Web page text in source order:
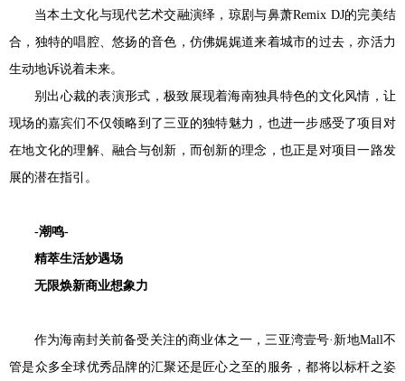
当本土文化与现代艺术交融演绎，琼剧与鼻萧Remix DJ的完美结
合，独特的唱腔、悠扬的音色，仿佛娓娓道来着城市的过去，亦活力
生动地诉说着未来。
别出心裁的表演形式，极致展现着海南独具特色的文化风情，让
现场的嘉宾们不仅领略到了三亚的独特魅力，也进一步感受了项目对
在地文化的理解、融合与创新，而创新的理念，也正是对项目一路发
展的潜在指引。
-潮鸣-
精萃生活妙遇场
无限焕新商业想象力
作为海南封关前备受关注的商业体之一，三亚湾壹号·新地Mall不
管是众多全球优秀品牌的汇聚还是匠心之至的服务，都将以标杆之姿